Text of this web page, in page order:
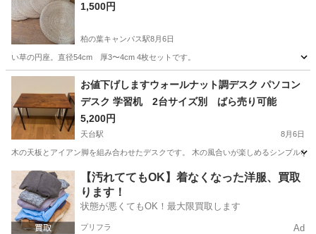
1,500円
柏の葉キャンパス駅8月6日
い草の円座。直径54cm 厚3〜4cm 4枚セットです。
千葉 柏市 柏の葉キャンパス駅 ファブリック、カバー
お値下げしますウォールナット調デスク パソコン
デスク 学習机 2台サイズ別 ばら売り可能
5,200円
天台駅 8月6日
木の天板とアイアン脚を組み合わせたデスクです。 木の風合いが楽しめるシンプル
千葉 千葉市 天台駅 テーブル
【汚れててもOK】着なくなった洋服、買取
ります！
状態が悪くてもOK！最大限買取します
プリフラ Ad